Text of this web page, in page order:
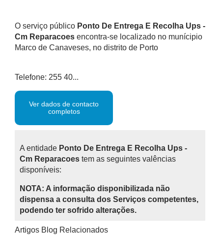
O serviço público Ponto De Entrega E Recolha Ups -
Cm Reparacoes encontra-se localizado no munícipio
Marco de Canaveses, no distrito de Porto
Telefone: 255 40...
Ver dados de contacto
completos
A entidade Ponto De Entrega E Recolha Ups -
Cm Reparacoes tem as seguintes valências
disponíveis:
NOTA: A informação disponibilizada não
dispensa a consulta dos Serviços competentes,
podendo ter sofrido alterações.
Artigos Blog Relacionados